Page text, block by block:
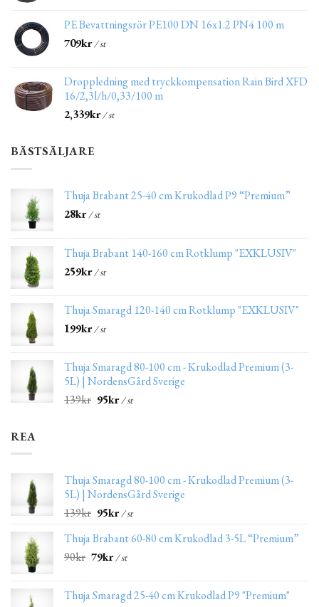
PE Bevattningsrör PE100 DN 16x1.2 PN4 100 m
709kr/ st
Droppledning med tryckkompensation Rain Bird XFD
16/2,3l/h/0,33/100 m
2,339kr/ st
BÄSTSÄLJARE
Thuja Brabant 25-40 cm Krukodlad P9 “Premium”
28kr/ st
Thuja Brabant 140-160 cm Rotklump "EXKLUSIV"
259kr/ st
Thuja Smaragd 120-140 cm Rotklump "EXKLUSIV"
199kr/ st
Thuja Smaragd 80-100 cm - Krukodlad Premium (3-
5L) | NordensGård Sverige
139kr 95kr/ st
REA
Thuja Smaragd 80-100 cm - Krukodlad Premium (3-
5L) | NordensGård Sverige
139kr 95kr/ st
Thuja Brabant 60-80 cm Krukodlad 3-5L “Premium”
90kr 79kr/ st
Thuja Smaragd 25-40 cm Krukodlad P9 "Premium"